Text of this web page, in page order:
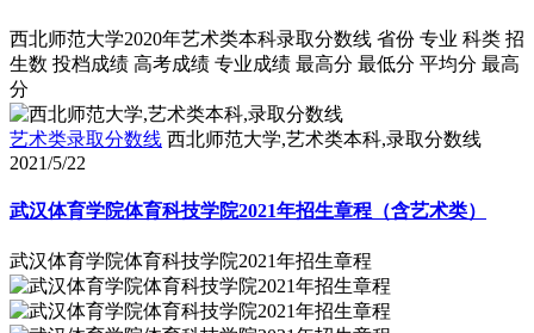
西北师范大学2020年艺术类本科录取分数线 省份 专业 科类 招
生数 投档成绩 高考成绩 专业成绩 最高分 最低分 平均分 最高
分
艺术类录取分数线 西北师范大学,艺术类本科,录取分数线
2021/5/22
武汉体育学院体育科技学院2021年招生章程（含艺术类）
武汉体育学院体育科技学院2021年招生章程